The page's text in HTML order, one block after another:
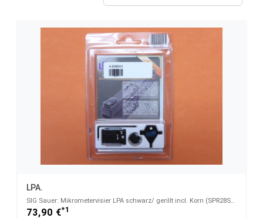
LPA.
SIG Sauer: Mikrometervisier LPA schwarz/ gerillt incl. Korn (SPR28SS07) für Classic Line und SP2002.
73,90 €*1